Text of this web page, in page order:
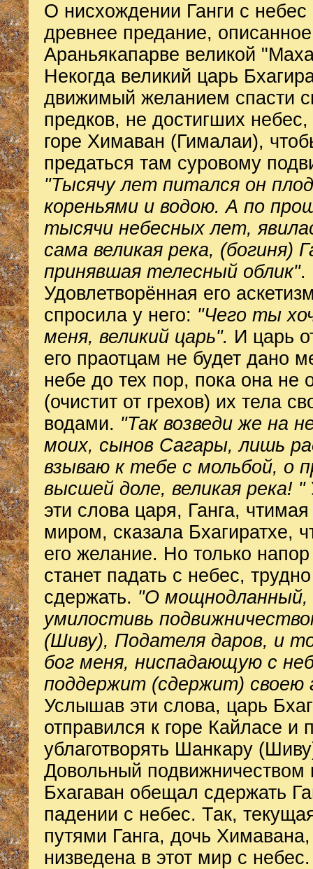
О нисхождении Ганги с небес
древнее предание,
Араньякапарве великой
Некогда великий царь
движимый желанием спасти
предков, не достигших
горе Химаван (Гималаи),
предаться там суровому
"Тысячу лет питался он
кореньями и водою. А по
тысячи небесных лет,
сама великая река, (богиня)
принявшая телесный облик".
Удовлетворённая его
спросила у него: "Чего ты
меня, великий царь". И царь
его праотцам не будет дано
небе до тех пор, пока она не
(очистит от грехов) их тела
водами. "Так возведи же на
моих, сынов Сагары, лишь
взываю к тебе с мольбой, о
высшей доле, великая река! "
эти слова царя, Ганга,
миром, сказала Бхагиратхе,
его желание. Но только напор
станет падать с небес,
сдержать. "О мощнодланный,
умилостивь
(Шиву), Подателя даров, и
бог меня, ниспадающую с
поддержит (сдержит) своею
Услышав эти слова, царь
отправился к горе Кайласе и
ублаготворять Шанкару
Довольный подвижничеством
Бхагаван обещал сдержать
падении с небес. Так,
путями Ганга, дочь
низведена в этот мир с небес.